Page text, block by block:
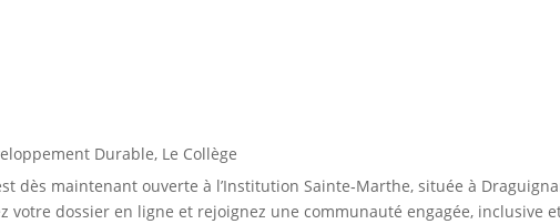
Durable, Le Collège
dès maintenant ouverte à l’Institution Sainte‑Marthe, située à
votre dossier en ligne et rejoignez une communauté engagée, inclusive